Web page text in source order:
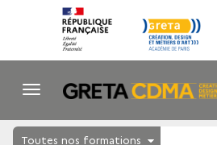
Toutes nos formations